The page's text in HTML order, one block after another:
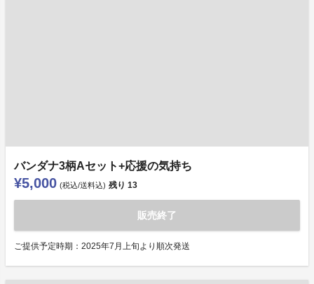
バンダナ3柄Aセット+応援の気持ち
¥5,000 (税込/送料込) 残り 13
販売終了
ご提供予定時期：2025年7月上旬より順次発送